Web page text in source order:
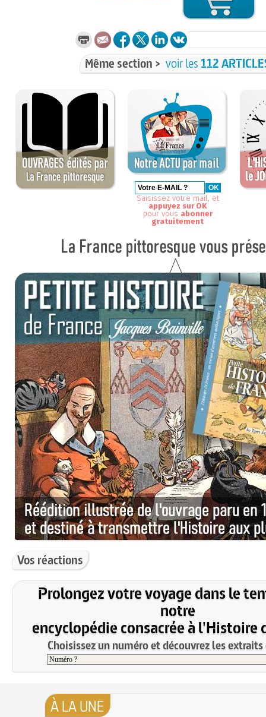
Même section > voir les 112
Saisissez votre mail, et
appuyez sur OK
pour vous abonner
gratuitement
Vos réactions
Prolongez votre voyage dans le
notre
encyclopédie consacrée à l'Histoire
Choisissez un numéro et découvrez les
À LA UNE